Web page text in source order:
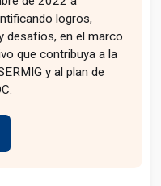
logros,
desafíos, en el marco
que contribuya a la
y al plan de